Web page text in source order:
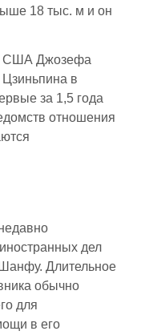
18 тыс. м и он
США Джозефа
в
за 1,5 года
отношения
дел
Длительное
обычно
для
в его